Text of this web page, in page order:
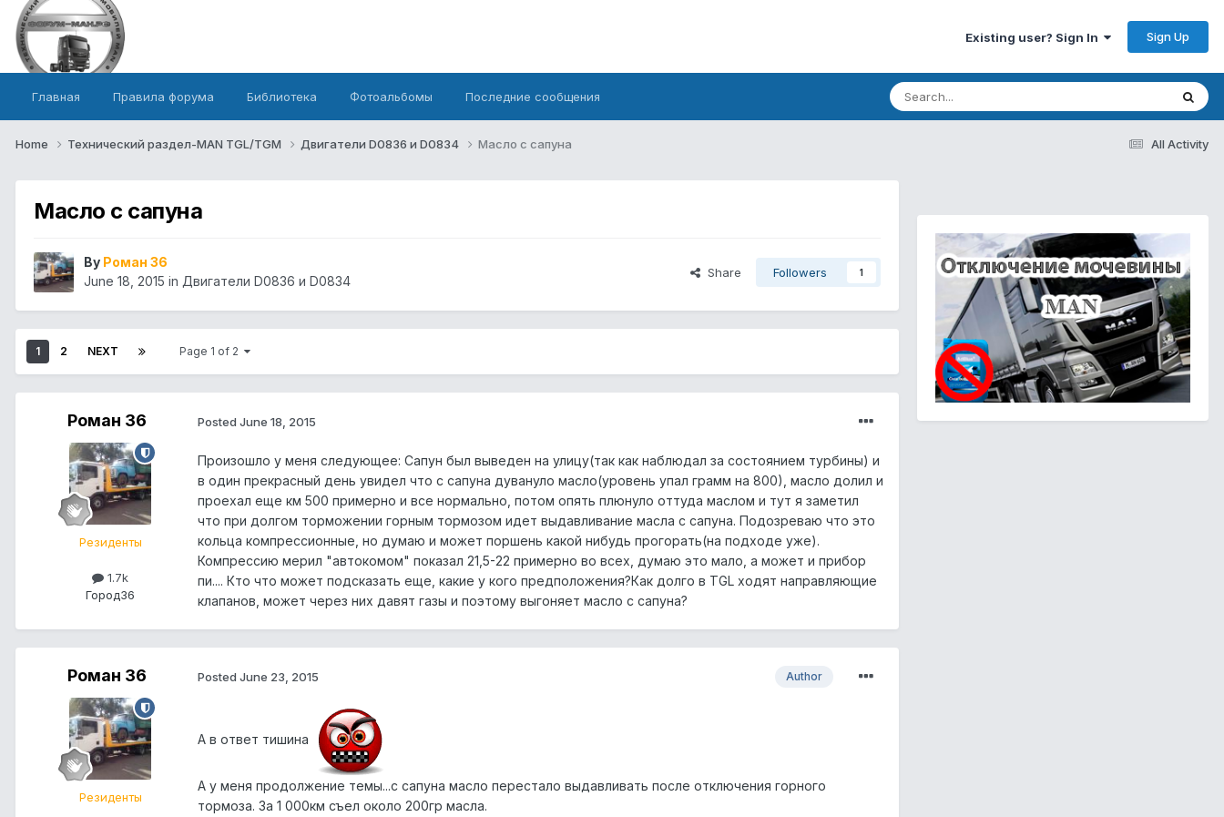
Existing user? Sign In Sign Up
Главная Правила форума Библиотека Фотоальбомы Последние сообщения
All Activity
Home Технический раздел-MAN TGL/TGM Двигатели D0836 и D0834 Масло с сапуна
Масло с сапуна
By Роман 36
June 18, 2015 in Двигатели D0836 и D0834
Share Followers 1
1 2 NEXT Page 1 of 2
Роман 36
Резиденты
1.7k
Город36
Posted June 18, 2015
Произошло у меня следующее: Сапун был выведен на улицу(так как наблюдал за состоянием турбины) и
в один прекрасный день увидел что с сапуна дувануло масло(уровень упал грамм на 800), масло долил и
проехал еще км 500 примерно и все нормально, потом опять плюнуло оттуда маслом и тут я заметил
что при долгом торможении горным тормозом идет выдавливание масла с сапуна. Подозреваю что это
кольца компрессионные, но думаю и может поршень какой нибудь прогорать(на подходе уже).
Компрессию мерил "автокомом" показал 21,5-22 примерно во всех, думаю это мало, а может и прибор
пи.... Кто что может подсказать еще, какие у кого предположения?Как долго в TGL ходят направляющие
клапанов, может через них давят газы и поэтому выгоняет масло с сапуна?
Роман 36
Резиденты
Author
Posted June 23, 2015
А в ответ тишина
А у меня продолжение темы...с сапуна масло перестало выдавливать после отключения горного
тормоза. За 1 000км съел около 200гр масла.